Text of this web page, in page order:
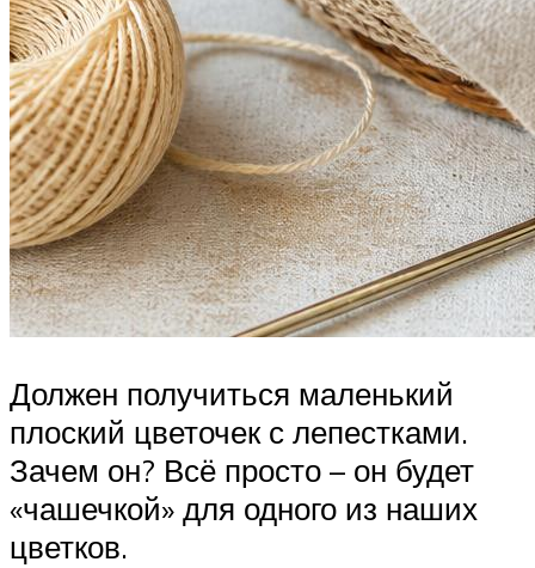
Должен получиться маленький
плоский цветочек с лепестками.
Зачем он? Всё просто – он будет
«чашечкой» для одного из наших
цветков.